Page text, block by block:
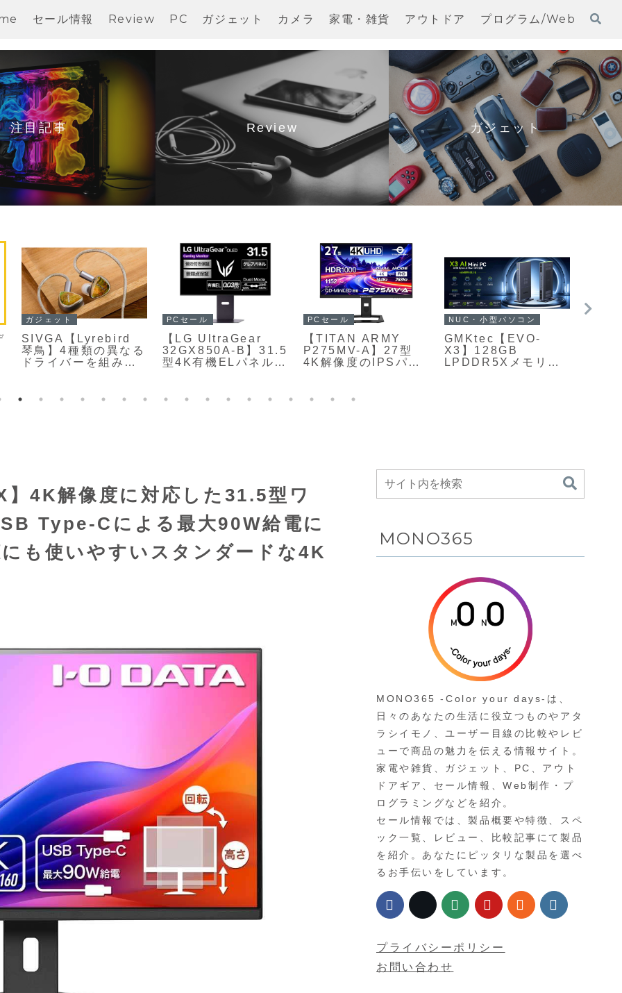
セール情報 Review PC ガジェット カメラ 家電・雑貨 アウトドア プログラム/Web
注目記事 Review ガジェット
ガジェット
SIVGA【Lyrebird
琴鳥】4種類の異なる
ドライバーを組み合
ら超高域までを自然
PCセール
【LG UltraGear
32GX850A-B】31.5
型4K有機ELパネルと
を切り替えられるデ
PCセール
【TITAN ARMY
P275MV-A】27型
4K解像度のIPSパネ
イトを組み合わせ
NUC・小型パソコン
GMKtec【EVO-
X3】128GB
LPDDR5Xメモリと
4K解像度に対応した31.5型ワ
Type-Cによる最大90W給電に
も使いやすいスタンダードな4K
MONO365
MONO365 -Color your days-は、
日々のあなたの生活に役立つものやアタ
ラシイモノ、ユーザー目線の比較やレビ
ューで商品の魅力を伝える情報サイト。
家電や雑貨、ガジェット、PC、アウト
ドアギア、セール情報、Web制作・プ
ログラミングなどを紹介。
セール情報では、製品概要や特徴、スペ
ック一覧、レビュー、比較記事にて製品
を紹介。あなたにピッタリな製品を選べ
るお手伝いをしています。
プライバシーポリシー
お問い合わせ